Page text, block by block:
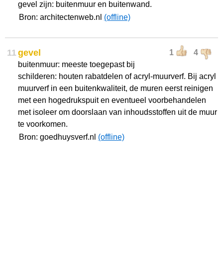
gevel zijn: buitenmuur en buitenwand.
Bron: architectenweb.nl (offline)
11 1 4
gevel
buitenmuur: meeste toegepast bij
schilderen: houten rabatdelen of acryl-muurverf. Bij acryl
muurverf in een buitenkwaliteit, de muren eerst reinigen
met een hogedrukspuit en eventueel voorbehandelen
met isoleer om doorslaan van inhoudsstoffen uit de muur
te voorkomen.
Bron: goedhuysverf.nl (offline)